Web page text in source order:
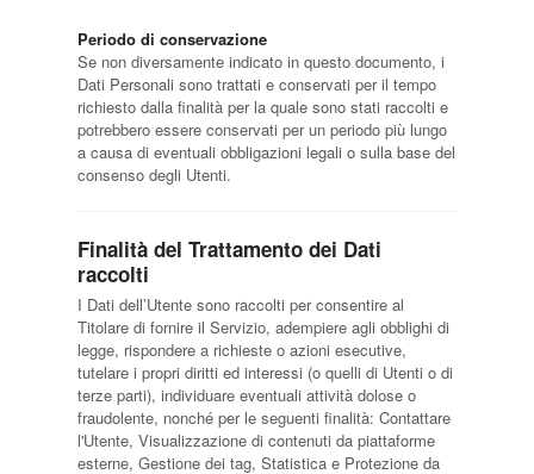
Periodo di conservazione
Se non diversamente indicato in questo documento, i
Dati Personali sono trattati e conservati per il tempo
richiesto dalla finalità per la quale sono stati raccolti e
potrebbero essere conservati per un periodo più lungo
a causa di eventuali obbligazioni legali o sulla base del
consenso degli Utenti.
Finalità del Trattamento dei Dati
raccolti
I Dati dell’Utente sono raccolti per consentire al
Titolare di fornire il Servizio, adempiere agli obblighi di
legge, rispondere a richieste o azioni esecutive,
tutelare i propri diritti ed interessi (o quelli di Utenti o di
terze parti), individuare eventuali attività dolose o
fraudolente, nonché per le seguenti finalità: Contattare
l'Utente, Visualizzazione di contenuti da piattaforme
esterne, Gestione dei tag, Statistica e Protezione da